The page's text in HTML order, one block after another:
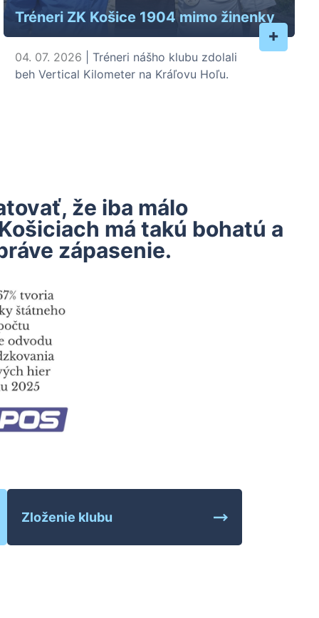
Tréneri ZK Košice 1904 mimo žinenky
+
04. 07. 2026 | Tréneri nášho klubu zdolali
beh Vertical Kilometer na Kráľovu Hoľu.
že iba málo
má takú bohatú a
zápasenie.
Zloženie klubu